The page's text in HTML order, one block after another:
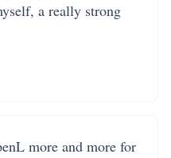
a really strong
more and more for